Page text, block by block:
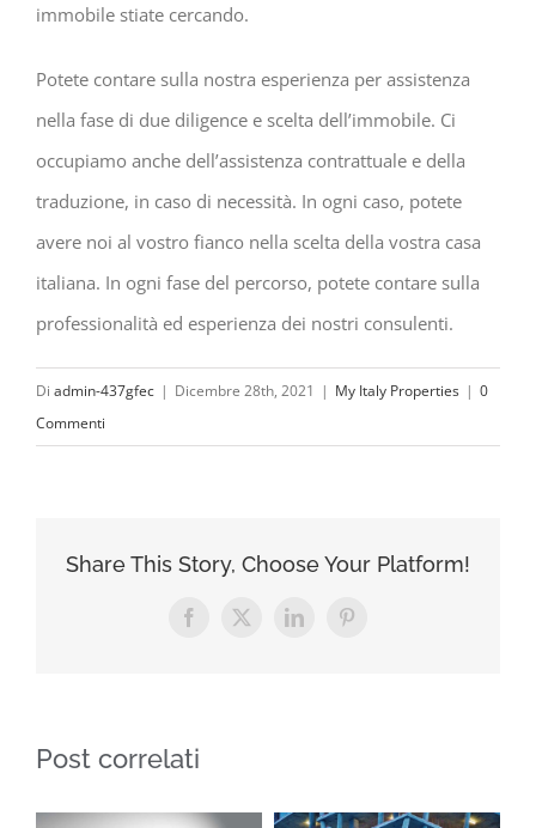
immobile stiate cercando.
Potete contare sulla nostra esperienza per assistenza
nella fase di due diligence e scelta dell’immobile. Ci
occupiamo anche dell’assistenza contrattuale e della
traduzione, in caso di necessità. In ogni caso, potete
avere noi al vostro fianco nella scelta della vostra casa
italiana. In ogni fase del percorso, potete contare sulla
professionalità ed esperienza dei nostri consulenti.
Di admin-437gfec | Dicembre 28th, 2021 | My Italy Properties | 0
Commenti
Share This Story, Choose Your Platform!
Facebook
X LinkedInPinterest
Post correlati